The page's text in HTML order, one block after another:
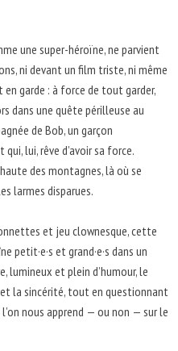
une super-héroïne, ne parvient
ni devant un film triste, ni même
garde : à force de tout garder,
dans une quête périlleuse au
de Bob, un garçon
lui, rêve d’avoir sa force.
des montagnes, là où se
larmes disparues.
et jeu clownesque, cette
et grand·e·s dans un
lumineux et plein d’humour, le
la sincérité, tout en questionnant
nous apprend — ou non — sur le